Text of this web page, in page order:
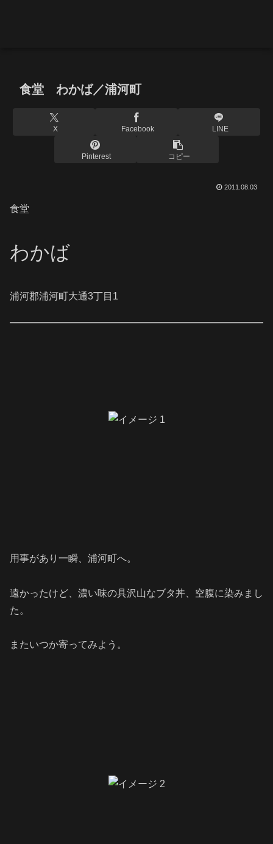
食堂 わかば／浦河町
X Facebook LINE
Pinterest コピー
2011.08.03
食堂
わかば
浦河郡浦河町大通3丁目1
用事があり一瞬、浦河町へ。
遠かったけど、濃い味の具沢山なブタ丼、空腹に染みまし
た。
またいつか寄ってみよう。